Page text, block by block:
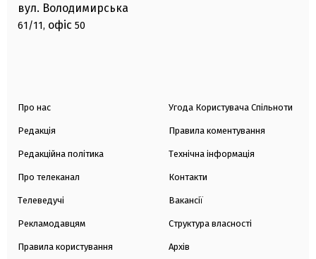
вул. Володимирська
61/11, офіс 50
Про нас
Редакція
Редакційна політика
Про телеканал
Телеведучі
Рекламодавцям
Правила користування
Угода Користувача Спільноти
Правила коментування
Технічна інформація
Контакти
Вакансії
Структура власності
Архів